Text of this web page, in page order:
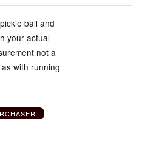
ball and
your actual
not a
with running